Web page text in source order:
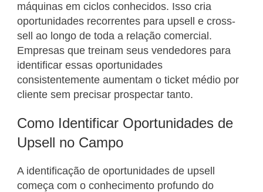
máquinas em ciclos conhecidos. Isso cria
oportunidades recorrentes para upsell e cross-
sell ao longo de toda a relação comercial.
Empresas que treinam seus vendedores para
identificar essas oportunidades
consistentemente aumentam o ticket médio por
cliente sem precisar prospectar tanto.
Como Identificar Oportunidades de
Upsell no Campo
A identificação de oportunidades de upsell
começa com o conhecimento profundo do